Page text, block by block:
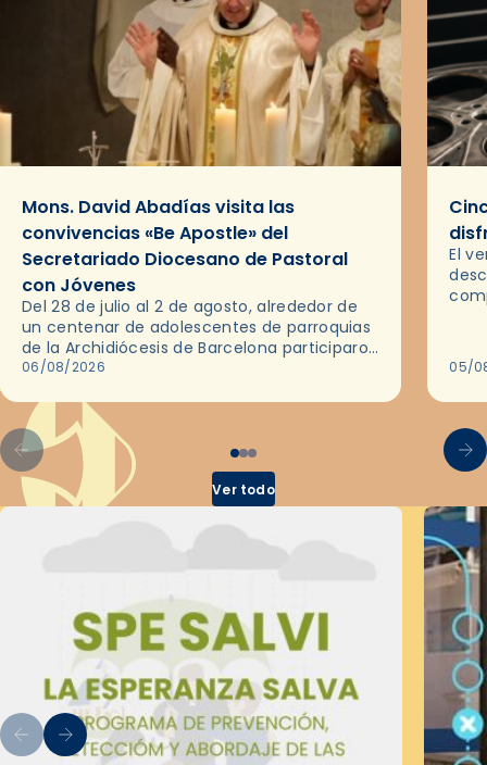
Mons. David Abadías visita las
convivencias «Be Apostle» del
Secretariado Diocesano de Pastoral
con Jóvenes
Del 28 de julio al 2 de agosto, alrededor de
un centenar de adolescentes de parroquias
de la Archidiócesis de Barcelona participaron
en las convivencias Be Apostle, organizadas
06/08/2026
El
05/
Ver todo